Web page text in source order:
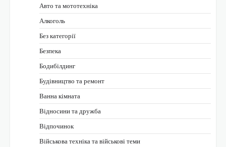
Авто та мототехніка
Алкоголь
Без категорії
Безпека
Бодибілдинг
Будівництво та ремонт
Ванна кімната
Відносини та дружба
Відпочинок
Військова техніка та військові теми